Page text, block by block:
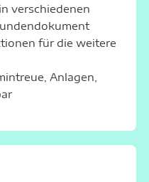
verschiedenen
für die weitere
Anlagen,